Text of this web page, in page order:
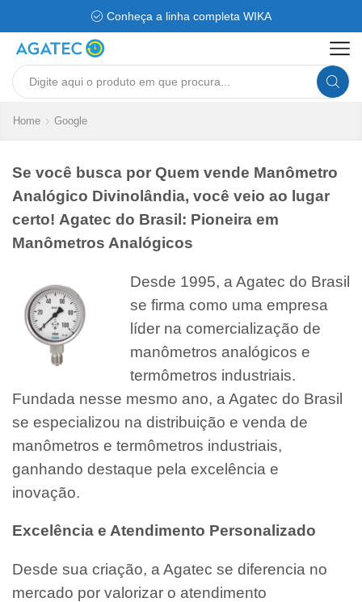
Conheça a linha completa WIKA
Search
Home Google
Se você busca por Quem vende Manômetro
Analógico Divinolândia, você veio ao lugar
certo! Agatec do Brasil: Pioneira em
Manômetros Analógicos
Desde 1995, a Agatec do Brasil
se firma como uma empresa
líder na comercialização de
manômetros analógicos e
termômetros industriais.
Fundada nesse mesmo ano, a Agatec do Brasil
se especializou na distribuição e venda de
manômetros e termômetros industriais,
ganhando destaque pela excelência e
inovação.
Excelência e Atendimento Personalizado
Desde sua criação, a Agatec se diferencia no
mercado por valorizar o atendimento